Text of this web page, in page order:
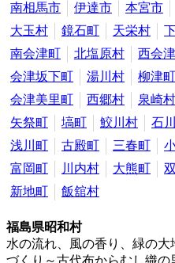
南相馬市
伊達市 本宮市
大玉村
鏡石町 天栄村
南会津町
北塩原村 西会
会津坂下町
湯川村 柳津町
会津美里町
西郷村 泉崎村
矢祭町
塙町 鮫川村 石
浅川町
古殿町 三春町
富岡町
川内村 大熊町
新地町
飯舘村
福島県昭和村
水の流れ、風の香り、緑の